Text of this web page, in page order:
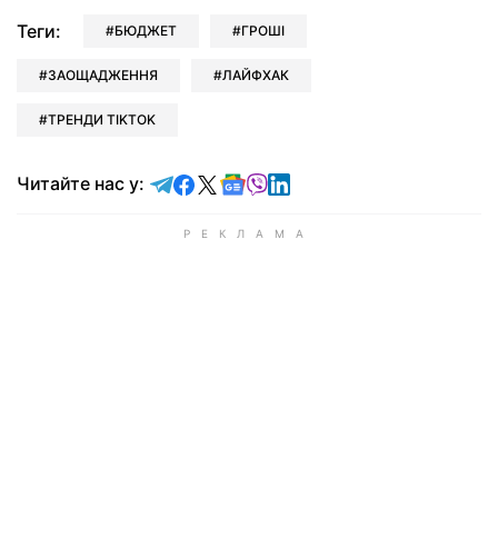
Теги: БЮДЖЕТ ГРОШІ
ЗАОЩАДЖЕННЯ ЛАЙФХАК
ТРЕНДИ TIKTOK
Читайте нас у: Читайте у Telegram
Читайте у Facebook
Читайте у X
Читайте у Google news
Читайте у Viber
Читайте у LinkedIn